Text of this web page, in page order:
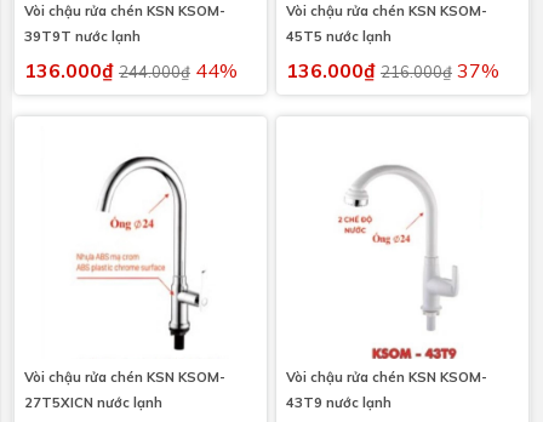
Vòi chậu rửa chén KSN KSOM-
39T9T nước lạnh
136.000₫ 244.000₫ 44%
Vòi chậu rửa chén KSN KSOM-
45T5 nước lạnh
136.000₫ 216.000₫ 37%
Vòi chậu rửa chén KSN KSOM-
27T5XICN nước lạnh
Vòi chậu rửa chén KSN KSOM-
43T9 nước lạnh